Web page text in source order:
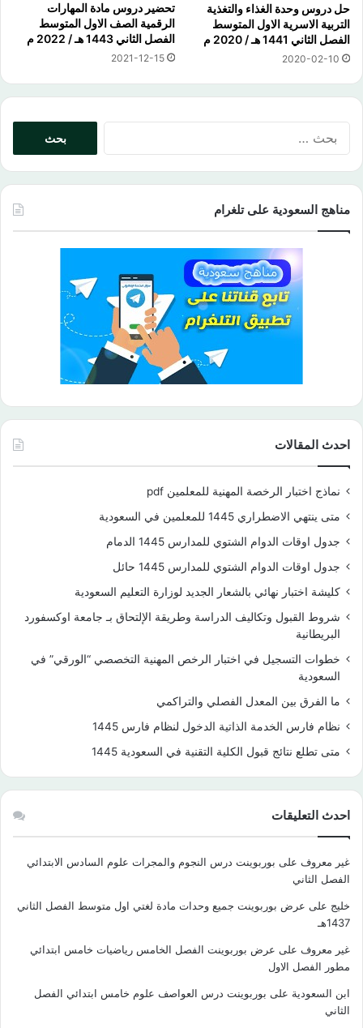
حل دروس وحدة الغذاء والتغذية
التربية الاسرية الاول المتوسط
الفصل الثاني 1441 هـ / 2020 م
2020-02-10
تحضير دروس مادة المهارات
الرقمية الصف الاول المتوسط
الفصل الثاني 1443 هـ / 2022 م
2021-12-15
مناهج السعودية على تلغرام
احدث المقالات
نماذج اختبار الرخصة المهنية للمعلمين pdf
متى ينتهي الاضطراري 1445 للمعلمين في السعودية
جدول اوقات الدوام الشتوي للمدارس 1445 الدمام
جدول اوقات الدوام الشتوي للمدارس 1445 حائل
كليشة اختبار نهائي بالشعار الجديد لوزارة التعليم السعودية
شروط القبول وتكاليف الدراسة وطريقة الإلتحاق بـ جامعة اوكسفورد
البريطانية
خطوات التسجيل في اختبار الرخص المهنية التخصصي “الورقي” في
السعودية
ما الفرق بين المعدل الفصلي والتراكمي
نظام فارس الخدمة الذاتية الدخول لنظام فارس 1445
متى تطلع نتائج قبول الكلية التقنية في السعودية 1445
احدث التعليقات
غير معروف على بوربوينت درس النجوم والمجرات علوم السادس الابتدائي
الفصل الثاني
خليج على عرض بوربوينت جميع وحدات مادة لغتي اول متوسط الفصل الثاني
1437هـ
غير معروف على عرض بوربوينت الفصل الخامس رياضيات خامس ابتدائي
مطور الفصل الاول
ابن السعودية على بوربوينت درس العواصف علوم خامس ابتدائي الفصل
الثاني